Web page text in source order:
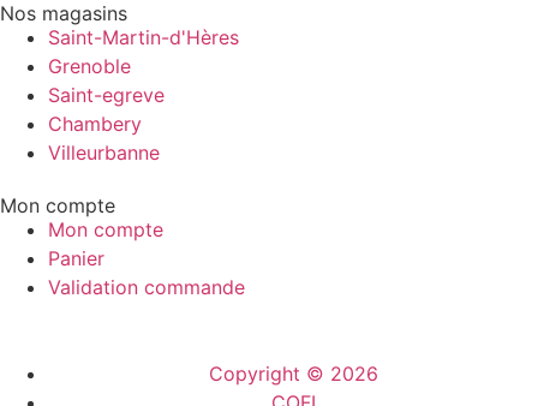
Nos magasins
Saint-Martin-d'Hères
Grenoble
Saint-egreve
Chambery
Villeurbanne
Mon compte
Mon compte
Panier
Validation commande
Copyright © 2026